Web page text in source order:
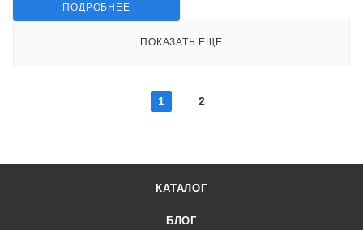
ПОДРОБНЕЕ
ПОКАЗАТЬ ЕЩЕ
1 2
КАТАЛОГ
БЛОГ